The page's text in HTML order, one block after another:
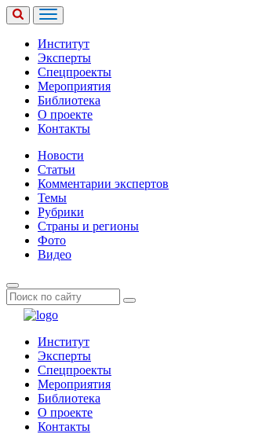
Институт
Эксперты
Спецпроекты
Мероприятия
Библиотека
О проекте
Контакты
Новости
Статьи
Комментарии экспертов
Темы
Рубрики
Страны и регионы
Фото
Видео
Институт
Эксперты
Спецпроекты
Мероприятия
Библиотека
О проекте
Контакты